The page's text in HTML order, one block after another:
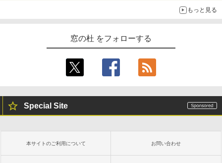
もっと見る
窓の杜 をフォローする
Special Site
本サイトのご利用について お問い合わせ